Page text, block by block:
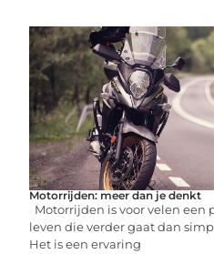
Motorrijden: meer dan je denkt
Motorrijden is voor velen een
leven die verder gaat dan
Het is een ervaring